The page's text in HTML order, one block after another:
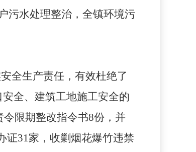
污水处理整治，全镇环境污
全生产责任，有效杜绝了
全、建筑工地施工安全的
令限期整改指令书8份，并
证31家，收剿烟花爆竹违禁